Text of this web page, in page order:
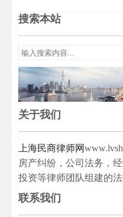
搜索本站
关于我们
上海民商律师网
房产纠纷，公司法务，
投资等律师团队组建的法
联系我们